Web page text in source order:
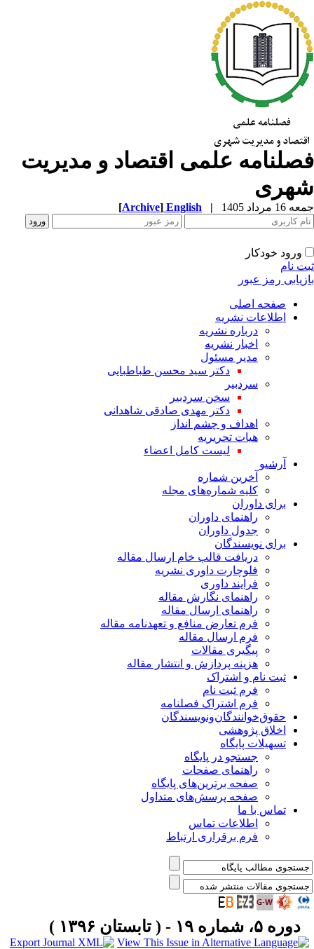
علمی اقتصاد و مدیریت
مرداد 1405 |
English
[Archive]
ورود خودکار
نام
رمز عبور
صفحه اصلی
اطلاعات نشریه
درباره نشریه
اخبار نشریه
مدیر مسئول
دکتر سید محسن طباطبایی
سردبیر
سخن سردبیر
دکتر مهدی صادقی شاهدانی
اهداف و چشم انداز
هیات تحریریه
لیست کامل اعضاء
آرشیو
آخرین شماره
کلیه شماره‌های مجله
برای داوران
راهنمای داوران
جدول داوران
برای نویسندگان
دریافت قالب خام ارسال مقاله
فلوچارت داوری نشریه
فرایند داوری
راهنمای نگارش مقاله
راهنمای ارسال مقاله
فرم تعارض منافع و تعهدنامه مقاله
فرم ارسال مقاله
پیگیری مقالات
هزینه پردازش و انتشار مقاله
ثبت نام و اشتراک
فرم ثبت نام
فرم اشتراک فصلنامه
حقوق‌خوانندگان‌و‌نویسندگان
اخلاق پژوهشی
تسهیلات پایگاه
جستجو در پایگاه
راهنمای صفحات
صفحه برترین‌های پایگاه
صفحه پرسش‌های متداول
تماس با ما
اطلاعات تماس
فرم برقراری ارتباط
دوره ۵، شماره ۱۹ - ( تابستان ۱۳۹۶ )